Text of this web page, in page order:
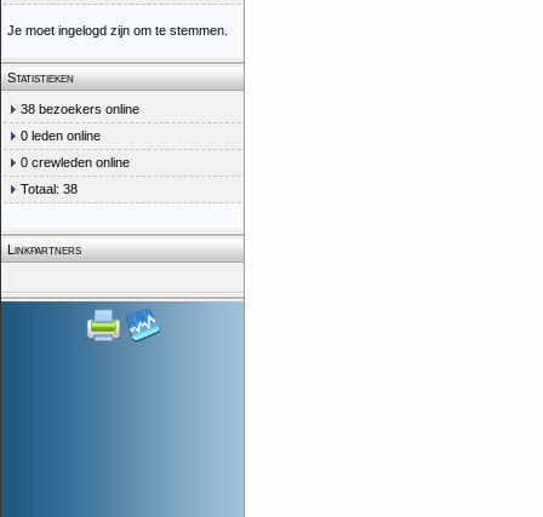
Je moet ingelogd zijn om te stemmen.
Statistieken
38 bezoekers online
0 leden online
0 crewleden online
Totaal: 38
Linkpartners